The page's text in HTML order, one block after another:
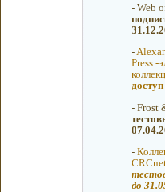
- Web
-
Press -
- Frost
-
до